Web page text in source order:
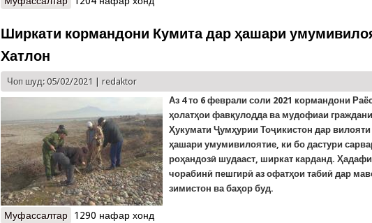
Ширкати кормандони Кумита дар ҳашари
Хатлон
Чоп шуд: 05/02/2021 |redaktor
Аз 4то 6 феврали соли 2021 кормандони
ҳолатҳои фавқулодда ва мудофиаи
Ҳукумати Ҷумҳурии Тоҷикистон дар
ҳашари умумивилоятие, ки бо дастури
роҳандозӣ шудааст, ширкат карданд.
чорабинӣ пешгирӣ аз офатҳои табиӣ дар
зимистон ва баҳор буд.
Муфассалтар о Ширкати кормандони Кумита дар ҳашари умумивилоятии Хатлон
1290 нафар хонд